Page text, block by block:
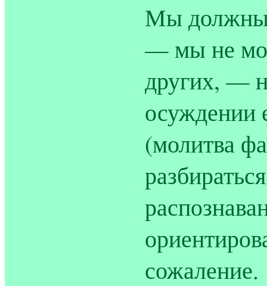
Мы должны
— мы не
других, —
осуждении
(молитва
сожаление.